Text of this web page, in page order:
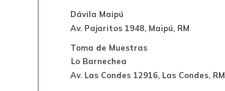
Dávila Maipú
Av. Pajaritos 1948, Maipú, RM
Toma de Muestras
Lo Barnechea
Av. Las Condes 12916, Las Condes, RM